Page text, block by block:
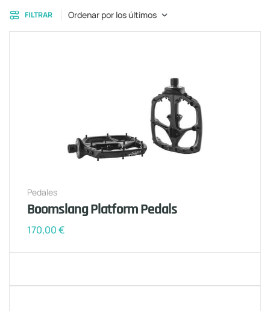
FILTRAR Ordenar por los últimos
Pedales
Boomslang Platform Pedals
170,00€